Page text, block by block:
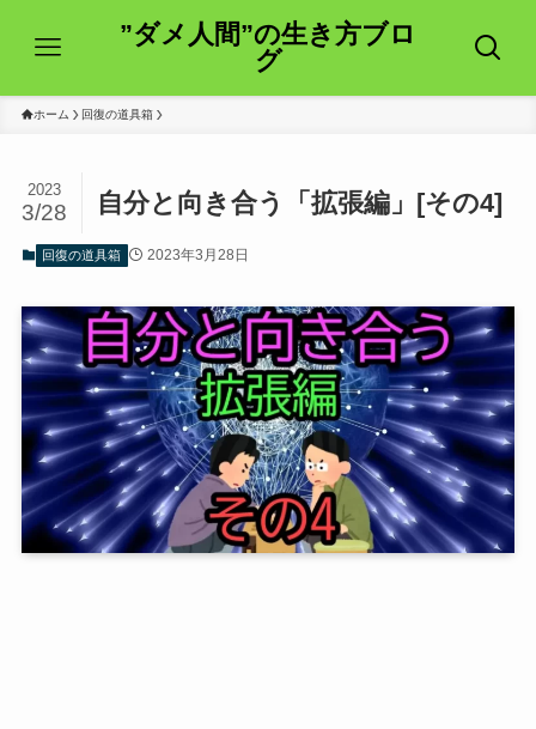
”ダメ人間”の生き方ブロ
グ
ホーム 回復の道具箱
自分と向き合う「拡張編」[その4]
2023
3/28
回復の道具箱 2023年3月28日